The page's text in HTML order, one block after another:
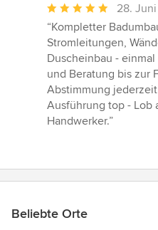
Durchschnittliche
Bewertung:
5
von
5
Sternen
28.
“Kompletter
Stromleitungen,
Duscheinbau -
und Beratung bis zur
Abstimmung
Ausführung top - Lob
Handwerker.”
Beliebte Orte